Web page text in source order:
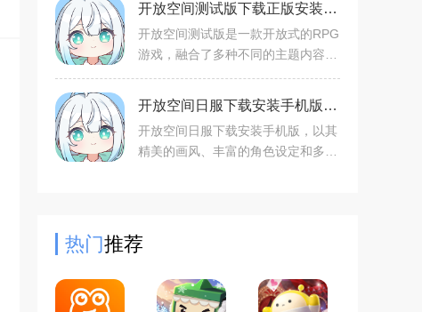
定灵感来源于科幻概念“Ove
开放空间测试版下载正版安装v1.1.5安卓版
开放空间测试版是一款开放式的RPG
游戏，融合了多种不同的主题内容，
玩家可以自由探索这个游戏世界，解
开一切游戏谜题。有的画风
开放空间日服下载安装手机版v1.1.5安卓版
开放空间日服下载安装手机版，以其
精美的画风、丰富的角色设定和多样
热门推荐